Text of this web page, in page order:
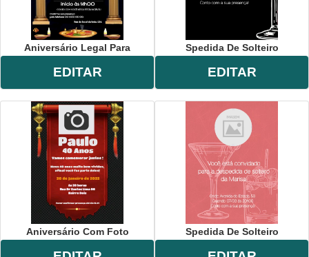
Aniversário Legal Para
EDITAR
Spedida De Solteiro
EDITAR
Aniversário Com Foto Spedida De Solteiro